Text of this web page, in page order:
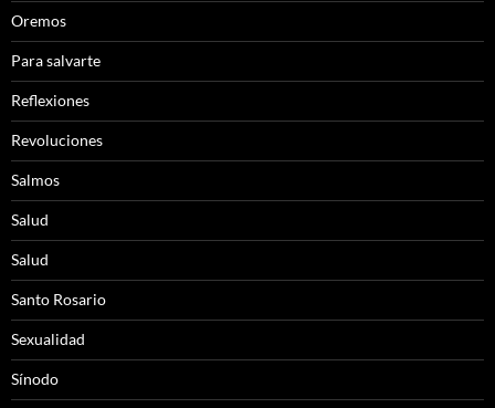
Oremos
Para salvarte
Reflexiones
Revoluciones
Salmos
Salud
Salud
Santo Rosario
Sexualidad
Sínodo